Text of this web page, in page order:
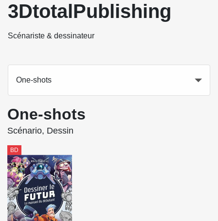
3DtotalPublishing
Scénariste & dessinateur
One-shots
One-shots
Scénario, Dessin
BD